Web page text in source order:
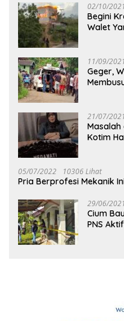
02/10/2021
Begini
Walet
11/09/2021
Geger,
21/07/2021
Masalah
Kotim
05/07/2022 10306 Lihat
Pria Berprofesi Mekanik
29/06/2021
Cium
PNS